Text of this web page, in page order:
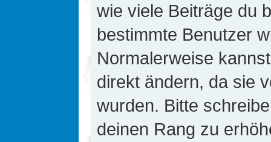
wie viele Beiträge du
bestimmte Benutzer
Normalerweise
direkt ändern, da sie
wurden. Bitte
deinen Rang zu